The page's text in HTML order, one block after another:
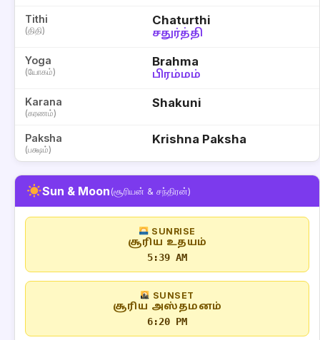
Tithi
(திதி)
Chaturthi
சதுர்த்தி
Yoga
(யோகம்)
Brahma
பிரம்மம்
Karana
(கரணம்)
Shakuni
Paksha
(பக்ஷம்)
Krishna Paksha
Sun & Moon(சூரியன் & சந்திரன்)
SUNRISE
சூரிய உதயம்
5:39 AM
SUNSET
சூரிய அஸ்தமனம்
6:20 PM